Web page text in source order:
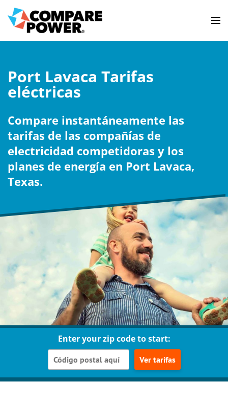
Port Lavaca Tarifas
eléctricas
Compare instantáneamente las
tarifas de las compañías de
electricidad competidoras y los
planes de energía en Port Lavaca,
Texas.
Enter your zip code to start:
Ver tarifas